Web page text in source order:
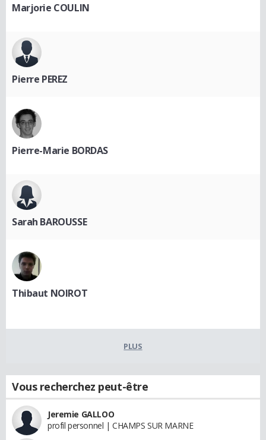
Marjorie COULIN
Pierre PEREZ
Pierre-Marie BORDAS
Sarah BAROUSSE
Thibaut NOIROT
PLUS
Vous recherchez peut-être
Jeremie GALLOO
profil personnel | CHAMPS SUR MARNE